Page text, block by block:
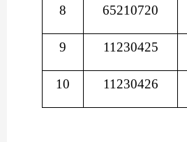
8 65210720
9 11230425
10 11230426